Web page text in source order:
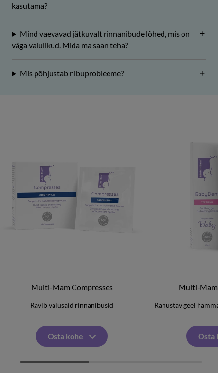
kasutama?
Mind vaevavad jätkuvalt rinnanibude lõhed, mis on
väga valulikud. Mida ma saan teha?
Mis põhjustab nibuprobleeme?
Multi-Mam Compresses
Ravib valusaid rinnanibusid
Osta kohe
Multi-
Rahustav geel
Osta